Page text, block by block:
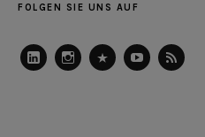
FOLGEN SIE UNS AUF